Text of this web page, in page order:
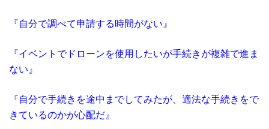
『自分で調べて申請する時間がない』
『イベントでドローンを使用したいが手続きが複雑で進ま
ない』
『自分で手続きを途中までしてみたが、適法な手続きをで
きているのかが心配だ』